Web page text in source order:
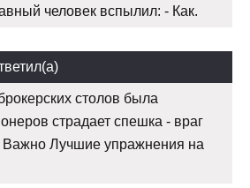
человек вспылил: - Как.
столов была
страдает спешка - враг
Лучшие упражнения на